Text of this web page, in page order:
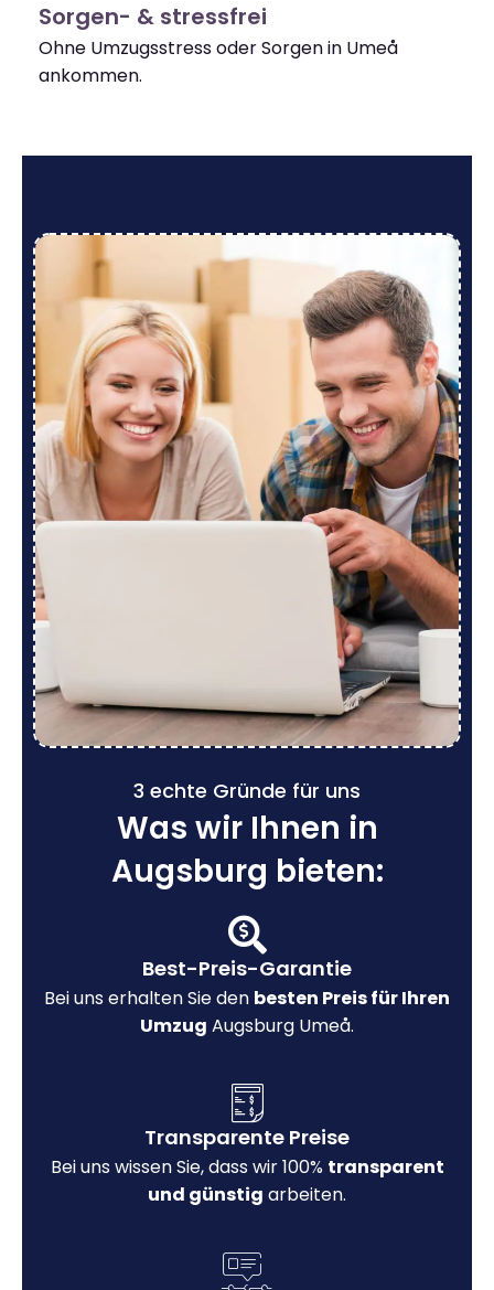
Sorgen- & stressfrei
Ohne Umzugsstress oder Sorgen in Umeå
ankommen.
3 echte Gründe für uns
Was wir Ihnen in
Augsburg bieten:
Best-Preis-Garantie
Bei uns erhalten Sie den besten Preis für Ihren
Umzug Augsburg Umeå.
Transparente Preise
Bei uns wissen Sie, dass wir 100% transparent
und günstig arbeiten.